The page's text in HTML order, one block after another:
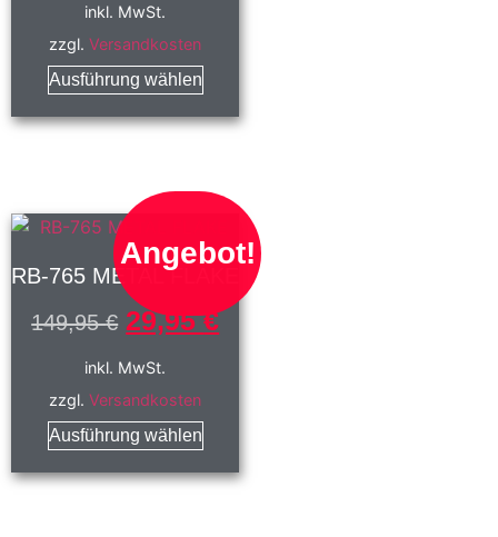
inkl. MwSt.
zzgl.Versandkosten
Ausführung wählen
Angebot!
RB-765 METAL FLAKE
149,95€ 29,95€
inkl. MwSt.
zzgl.Versandkosten
Ausführung wählen